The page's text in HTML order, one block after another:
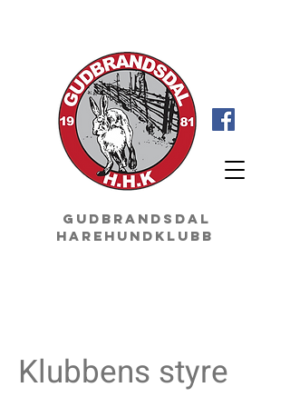
GudbrandsdaL
Harehundklubb
Klubbens styre